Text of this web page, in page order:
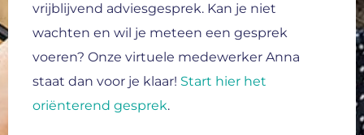
vrijblijvend adviesgesprek. Kan je niet
wachten en wil je meteen een gesprek
voeren? Onze virtuele medewerker Anna
staat dan voor je klaar! Start hier het
oriënterend gesprek.